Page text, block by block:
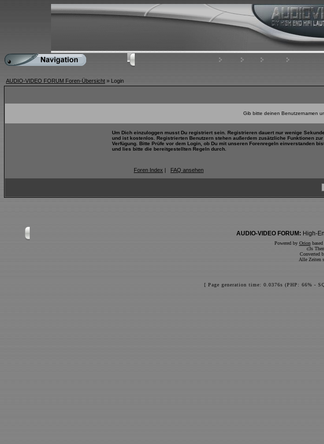
AUDIO-VIDEO FORUM Foren-Übersicht » Login
Gib bitte deinen Benutzernamen
Um Dich einzuloggen musst Du registriert sein. Registrieren dauert nur wenige
und ist kostenlos. Registrierten Benutzern stehen außerdem zusätzliche Funktionen zur
Verfügung. Bitte Prüfe vor dem Login, ob Du mit unseren Forenregeln einverstanden
und lies bitte die bereitgestellten Regeln durch.
Foren Index | FAQ ansehen
AUDIO-VIDEO FORUM: High-
Powered by Orionbased
c3s
Converted
Alle Zeiten
[ Page generation time: 0.0376s (PHP: 66% -